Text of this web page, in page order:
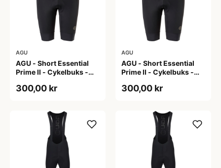
AGU
AGU - Short Essential
Prime II - Cykelbuks -
300,00 kr
AGU
AGU - Short Essential
Prime II - Cykelbuks -
300,00 kr